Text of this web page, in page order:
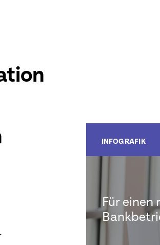
INFOGRAFIK
Für einen